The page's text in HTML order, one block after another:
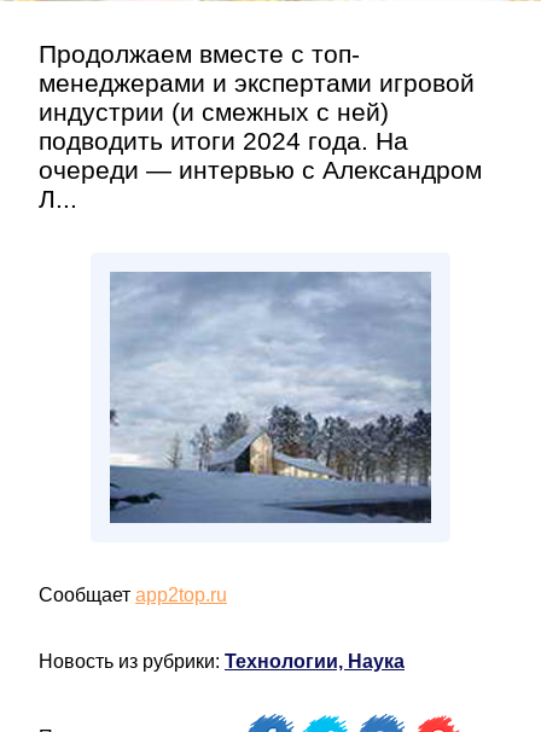
Продолжаем вместе с топ-
менеджерами и экспертами игровой
индустрии (и смежных с ней)
подводить итоги 2024 года. На
очереди — интервью с Александром
Л...
Сообщает app2top.ru
Новость из рубрики: Технологии, Наука